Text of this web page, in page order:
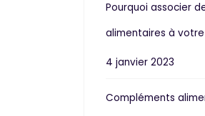
Pourquoi associer
alimentaires à
4 janvier 2023
Compléments